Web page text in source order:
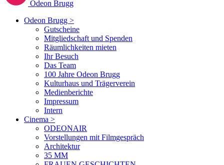
Odeon Brugg
Odeon Brugg >
Gutscheine
Mitgliedschaft und Spenden
Räumlichkeiten mieten
Ihr Besuch
Das Team
100 Jahre Odeon Brugg
Kulturhaus und Trägerverein
Medienberichte
Impressum
Intern
Cinema >
ODEONAIR
Vorstellungen mit Filmgespräch
Architektur
35 MM